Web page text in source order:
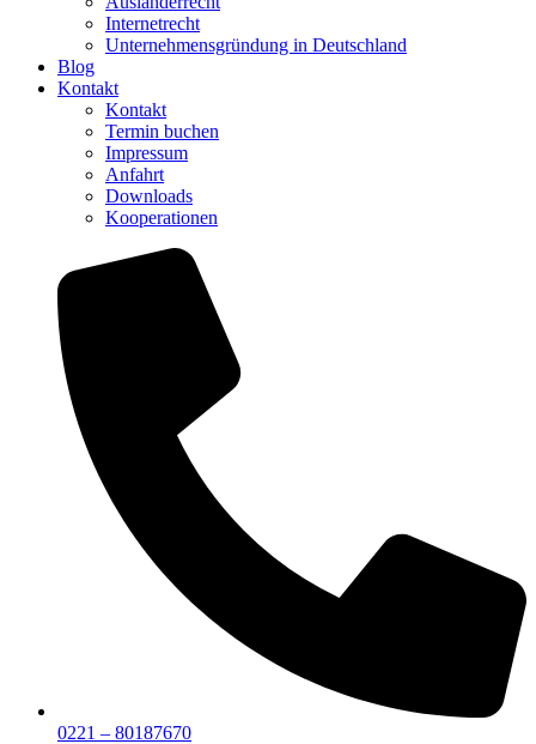
Internetrecht
Unternehmensgründung in Deutschland
Blog
Kontakt
Kontakt
Termin buchen
Impressum
Anfahrt
Downloads
Kooperationen
0221 – 80187670